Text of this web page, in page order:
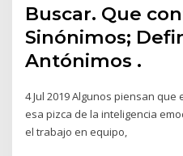
Buscar. Que
Sinónimos;
Antónimos .
4 Jul 2019 Algunos piensan
esa pizca de la inteligencia
el trabajo en equipo,